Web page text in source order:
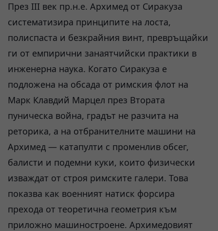
През III век пр.н.е. Архимед от Сиракуза
систематизира принципите на лоста,
полиспаста и безкрайния винт, превръщайки
ги от емпирични занаятчийски практики в
инженерна наука. Когато Сиракуза е
подложена на обсада от римския флот на
Марк Клавдий Марцел през Втората
пуническа война, градът не разчита на
реторика, а на отбранителните машини на
Архимед — катапулти с променлив обсег,
балисти и подемни куки, които физически
изваждат от строя римските галери. Това
показва как военният натиск форсира
прехода от теоретична геометрия към
приложно машиностроене. Архимедовият